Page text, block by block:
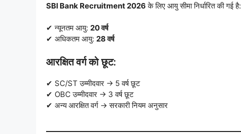
SBI Bank Recruitment 2026 के लिए आयु सीमा निर्धारित की गई है:
✔ न्यूनतम आयु: 20 वर्ष
✔ अधिकतम आयु: 28 वर्ष
आरक्षित वर्ग को छूट:
✔ SC/ST उम्मीदवार → 5 वर्ष छूट
✔ OBC उम्मीदवार → 3 वर्ष छूट
✔ अन्य आरक्षित वर्ग → सरकारी नियम अनुसार